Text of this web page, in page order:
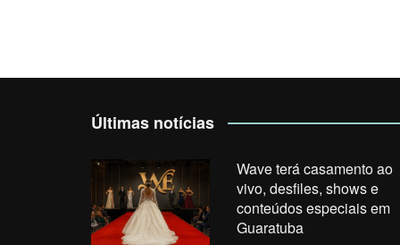
Últimas notícias
Wave terá casamento ao
vivo, desfiles, shows e
conteúdos especiais em
Guaratuba